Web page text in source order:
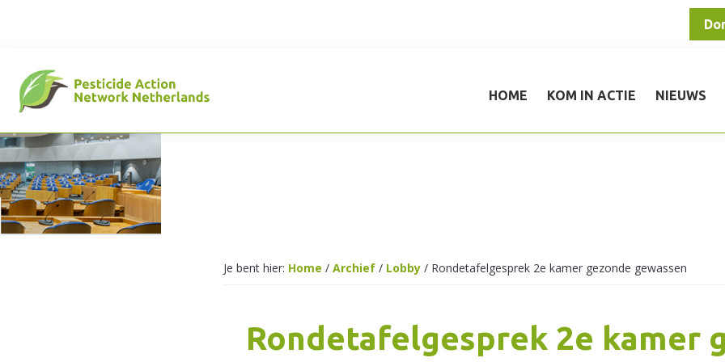
inhoud
Pesticide
Action
HOME KOM IN ACTIE NIEUWS
Je bent hier: Home / Archief / Lobby /Rondetafelgesprek 2e kamer gezonde gewassen
Rondetafelgesprek 2e kamer